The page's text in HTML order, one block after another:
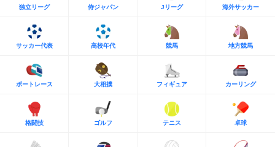
独立リーグ 侍ジャパン Jリーグ 海外サッカー
サッカー代表 高校年代 競馬 地方競馬
ボートレース 大相撲 フィギュア カーリング
格闘技 ゴルフ テニス 卓球